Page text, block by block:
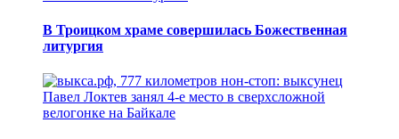
В Троицком храме совершилась Божественная
литургия